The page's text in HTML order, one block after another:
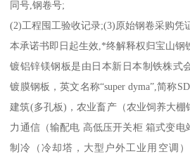
同号,钢卷号;
(2)工程囤工验收记录;(3)原始钢卷采购凭
本承诺书即日起生效,*终解释权归宝山钢
镀铝锌镁钢板是由日本新日本制铁株式
镀膜钢板，英文名称“super dyma”,简称
建筑(多孔板)，农业畜产（农业饲养大
力通信（输配电 高低压开关柜 箱式变电
制冷（冷却塔，大型户外工业用空调